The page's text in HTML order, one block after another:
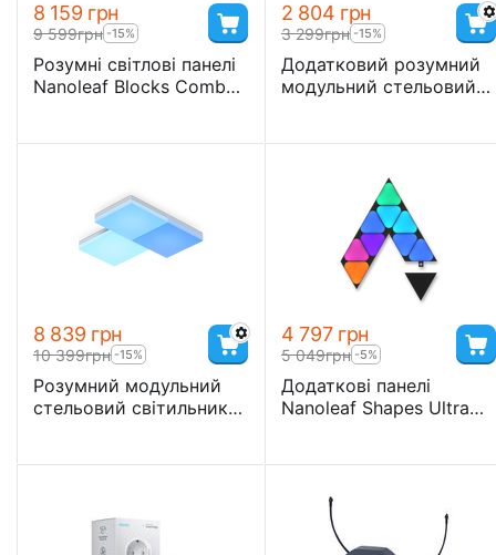
8 159 грн
9 599грн -15%
Розумні світлові панелі
Nanoleaf Blocks Combo
2 804 грн
3 299грн -15%
Додатковий розумний
модульний стельовий
8 839 грн
10 399грн -15%
Розумний модульний
стельовий світильник
4 797 грн
5 049грн -5%
Додаткові панелі
Nanoleaf Shapes Ultra